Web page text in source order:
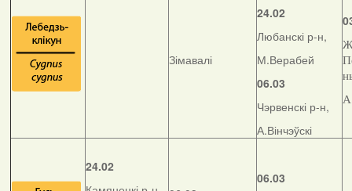
Зімавалі
24.02
Любанскі р-н,
М.Верабей
06.03
Чэрвенскі р-н,
А.Вінчэўскі
24.02
06.03